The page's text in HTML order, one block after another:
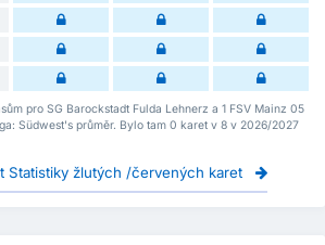
pro SG Barockstadt Fulda Lehnerz a 1 FSV Mainz 05
Südwest's průměr. Bylo tam 0 karet v 8 v 2026/2027
Statistiky žlutých /červených karet